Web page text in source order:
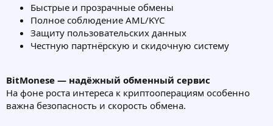
Быстрые и прозрачные обмены
Полное соблюдение AML/KYC
Защиту пользовательских данных
Честную партнёрскую и скидочную систему
BitMonese — надёжный обменный сервис
На фоне роста интереса к криптооперациям особенно
важна безопасность и скорость обмена.